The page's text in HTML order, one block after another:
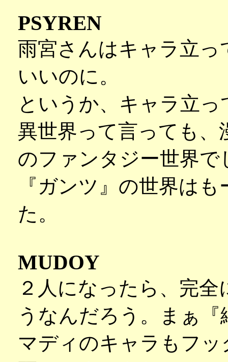
PSYREN
雨宮さんはキャラ立
いいのに。
というか、キャラ立
異世界って言っても、
のファンタジー世界
『ガンツ』の世界は
た。
MUDOY
２人になったら、完
うなんだろう。まぁ
マディのキャラもフ